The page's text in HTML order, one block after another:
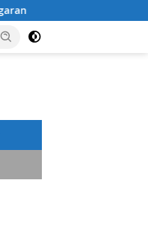
Peringati HUT ke-81